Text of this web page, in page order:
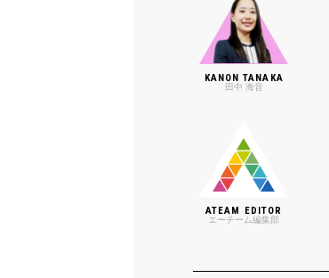
KANON TANAKA
田中 海音
ATEAM EDITOR
エーチーム編集部